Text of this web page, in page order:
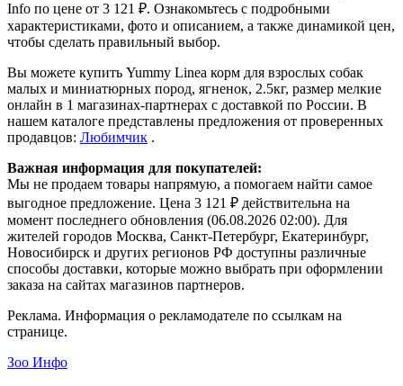
Info по цене от 3 121 ₽. Ознакомьтесь с подробными
характеристиками, фото и описанием, а также динамикой цен,
чтобы сделать правильный выбор.
Вы можете купить Yummy Linea корм для взрослых собак
малых и миниатюрных пород, ягненок, 2.5кг, размер мелкие
онлайн в 1 магазинах-партнерах с доставкой по России. В
нашем каталоге представлены предложения от проверенных
продавцов: Любимчик .
Важная информация для покупателей:
Мы не продаем товары напрямую, а помогаем найти самое
выгодное предложение. Цена 3 121 ₽ действительна на
момент последнего обновления (06.08.2026 02:00). Для
жителей городов Москва, Санкт-Петербург, Екатеринбург,
Новосибирск и других регионов РФ доступны различные
способы доставки, которые можно выбрать при оформлении
заказа на сайтах магазинов партнеров.
Реклама. Информация о рекламодателе по ссылкам на
странице.
Зоо Инфо